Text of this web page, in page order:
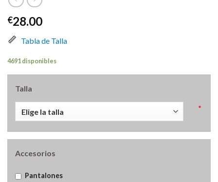
€28.00
Tabla de Talla
4691 disponibles
Talla
*
Accesorios
Pantalones